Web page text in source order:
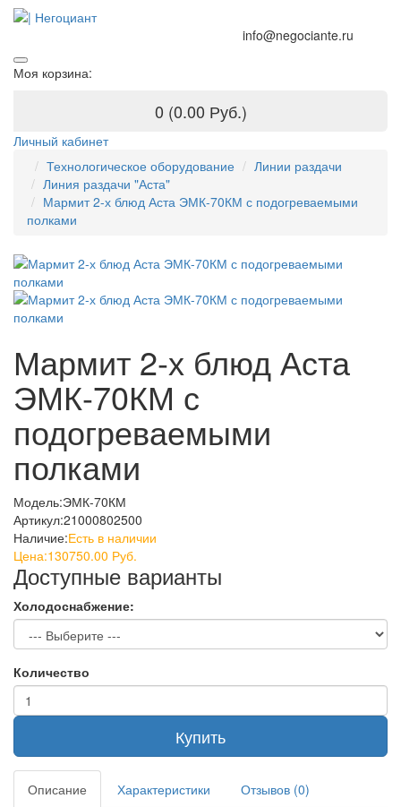
info@negociante.ru
Моя корзина:
0 (0.00 Руб.)
Личный кабинет
Технологическое оборудование
Линии раздачи
Линия раздачи "Аста"
Мармит 2-х блюд Аста ЭМК-70КМ с подогреваемыми
полками
Мармит 2-х блюд Аста
ЭМК-70КМ с
подогреваемыми
полками
Модель:ЭМК-70КМ
Артикул:21000802500
Наличие:Есть в наличии
Цена:130750.00 Руб.
Доступные варианты
Холодоснабжение:
Количество
Купить
Описание Характеристики
Отзывов (0)